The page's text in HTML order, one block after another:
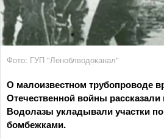
Фото: ГУП "Леноблводоканал"
О малоизвестном трубопроводе
Отечественной войны
Водолазы укладывали участки
бомбежками.